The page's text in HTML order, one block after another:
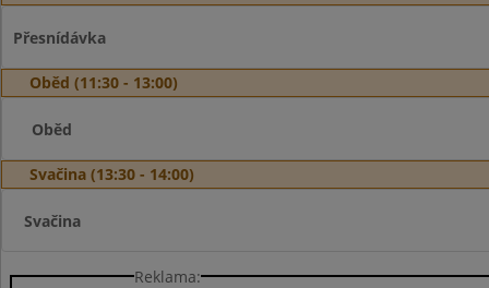
Přesnídávka
Oběd (11:30 - 13:00)
Oběd
Svačina (13:30 - 14:00)
Svačina
Reklama: